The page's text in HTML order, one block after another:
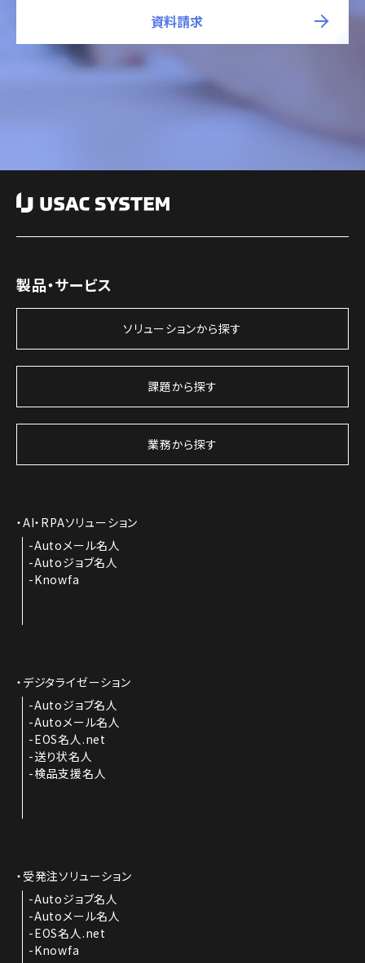
資料請求
製品・サービス
ソリューションから探す
課題から探す
業務から探す
AI・RPAソリューション
Autoメール名人
Autoジョブ名人
Knowfa
デジタライゼーション
Autoジョブ名人
Autoメール名人
EOS名人.net
送り状名人
検品支援名人
受発注ソリューション
Autoジョブ名人
Autoメール名人
EOS名人.net
Knowfa